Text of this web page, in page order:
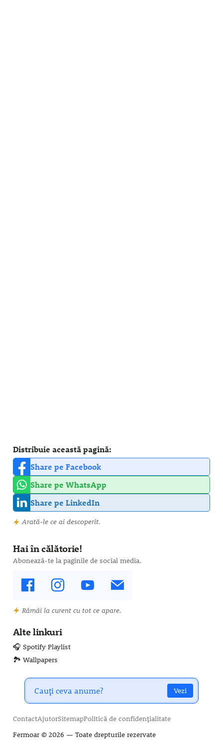
Distribuie această pagină:
Share pe Facebook
Share pe WhatsApp
Share pe LinkedIn
Arată-le ce ai descoperit.
Hai în călătorie!
Abonează-te la paginile de social media.
Rămâi la curent cu tot ce apare.
Alte linkuri
🎧 Spotify Playlist
🏞️ Wallpapers
Vezi
ContactAjutorSitemapPolitică de confidențialitate
Fermoar© 2026 — Toate drepturile rezervate